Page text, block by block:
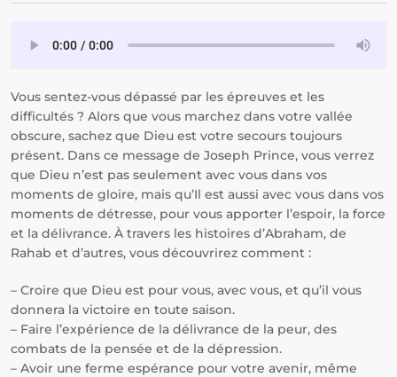
Vous sentez-vous dépassé par les épreuves et les
difficultés ? Alors que vous marchez dans votre vallée
obscure, sachez que Dieu est votre secours toujours
présent. Dans ce message de Joseph Prince, vous verrez
que Dieu n’est pas seulement avec vous dans vos
moments de gloire, mais qu’Il est aussi avec vous dans vos
moments de détresse, pour vous apporter l’espoir, la force
et la délivrance. À travers les histoires d’Abraham, de
Rahab et d’autres, vous découvrirez comment :
– Croire que Dieu est pour vous, avec vous, et qu’il vous
donnera la victoire en toute saison.
– Faire l’expérience de la délivrance de la peur, des
combats de la pensée et de la dépression.
– Avoir une ferme espérance pour votre avenir, même